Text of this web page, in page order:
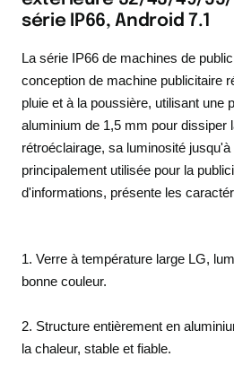
série IP66, Android 7.1
La série IP66 de machines de
conception de machine publicitaire
pluie et à la poussière, utilisant une
aluminium de 1,5 mm pour dissiper
rétroéclairage, sa luminosité
principalement utilisée pour la
d'informations, présente les
1. Verre à température large LG,
bonne couleur.
2. Structure entièrement en
la chaleur, stable et fiable.